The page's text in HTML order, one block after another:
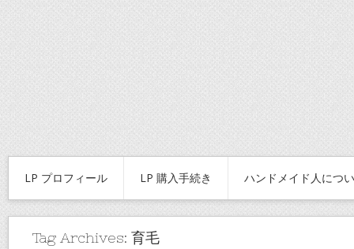
LP プロフィール LP 購入手続き ハンドメイド人につ
Tag Archives: 育毛